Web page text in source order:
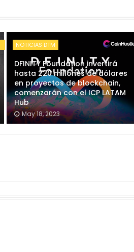
NOTICIAS DTM
DFINITY Foundation invertirá
hasta 220 millones de dólares
en proyectos de blockchain,
comenzarán con el ICP LATAM
Hub
May 18, 2023